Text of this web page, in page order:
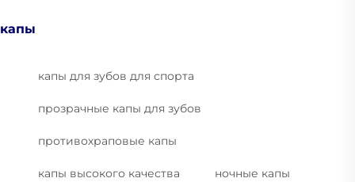
капы
капы для зубов для спорта
прозрачные капы для зубов
противохраповые капы
капы высокого качества ночные капы